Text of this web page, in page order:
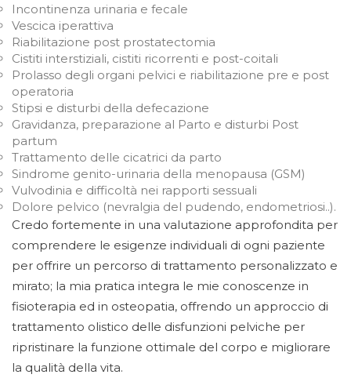
Incontinenza urinaria e fecale
Vescica iperattiva
Riabilitazione post prostatectomia
Cistiti interstiziali, cistiti ricorrenti e post-coitali
Prolasso degli organi pelvici e riabilitazione pre e post
operatoria
Stipsi e disturbi della defecazione
Gravidanza, preparazione al Parto e disturbi Post
partum
Trattamento delle cicatrici da parto
Sindrome genito-urinaria della menopausa (GSM)
Vulvodinia e difficoltà nei rapporti sessuali
Dolore pelvico (nevralgia del pudendo, endometriosi..).
Credo fortemente in una valutazione approfondita per
comprendere le esigenze individuali di ogni paziente
per offrire un percorso di trattamento personalizzato e
mirato; la mia pratica integra le mie conoscenze in
fisioterapia ed in osteopatia, offrendo un approccio di
trattamento olistico delle disfunzioni pelviche per
ripristinare la funzione ottimale del corpo e migliorare
la qualità della vita.